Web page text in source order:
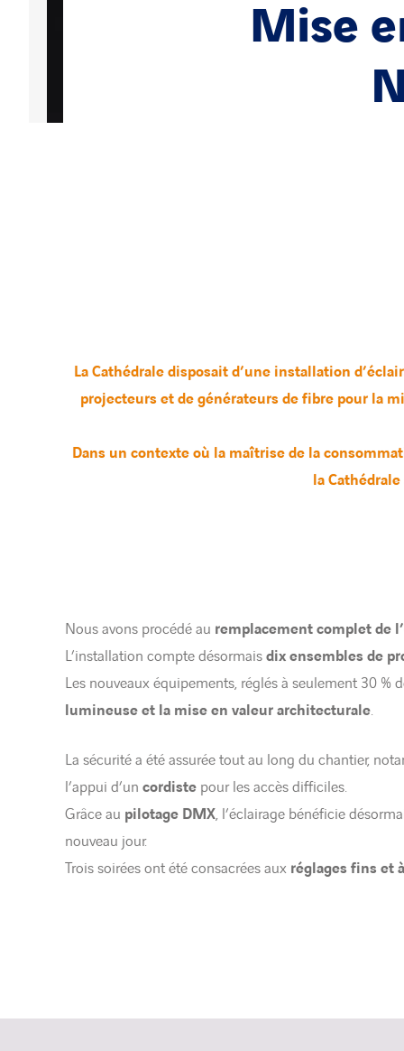
Mise
La Cathédrale disposait d’une installation
projecteurs et de générateurs de fibre pour la
Dans un contexte où la maîtrise de la
la
Nous avons procédé au remplacement complet de
L’installation compte désormaisdix ensembles de
Les nouveaux équipements, réglés à seulement 30 %
lumineuse et la mise en valeur architecturale.
La sécurité a été assurée tout au long du chantier,
l’appui d’un cordiste pour les accès difficiles.
Grâce au pilotage DMX, l’éclairage bénéficie
nouveau jour.
Trois soirées ont été consacrées aux réglages fins et